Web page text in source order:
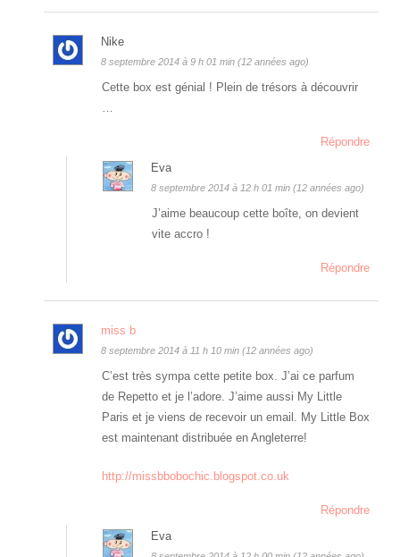
Nike
8 septembre 2014 à 9 h 01 min (12 années ago)
Cette box est génial ! Plein de trésors à découvrir
…
Répondre
Eva
8 septembre 2014 à 12 h 01 min (12 années ago)
J’aime beaucoup cette boîte, on devient
vite accro !
Répondre
miss b
8 septembre 2014 à 11 h 10 min (12 années ago)
C’est très sympa cette petite box. J’ai ce parfum
de Repetto et je l’adore. J’aime aussi My Little
Paris et je viens de recevoir un email. My Little Box
est maintenant distribuée en Angleterre!
http://missbbobochic.blogspot.co.uk
Répondre
Eva